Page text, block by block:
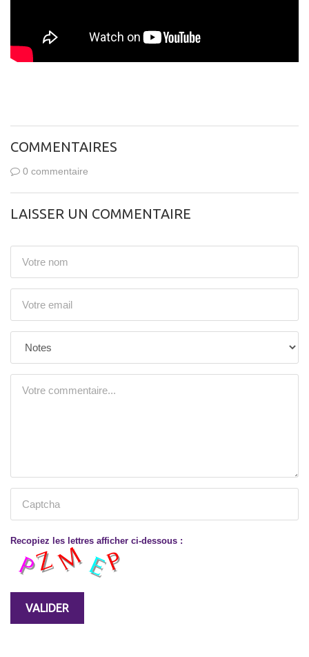
COMMENTAIRES
0 commentaire
LAISSER UN COMMENTAIRE
Recopiez les lettres afficher ci-dessous :